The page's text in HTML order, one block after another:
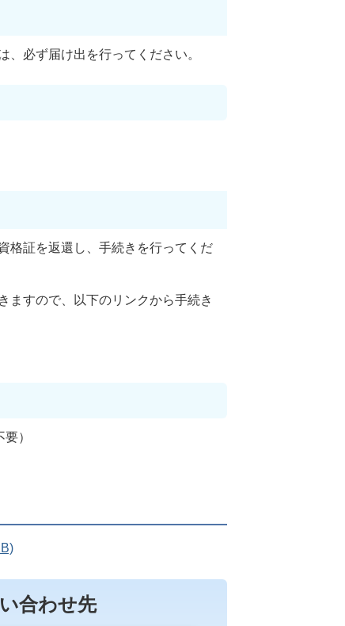
必ず届け出を行ってください。
格証を返還し、手続きを行ってくだ
ますので、以下のリンクから手続き
）
合わせ先